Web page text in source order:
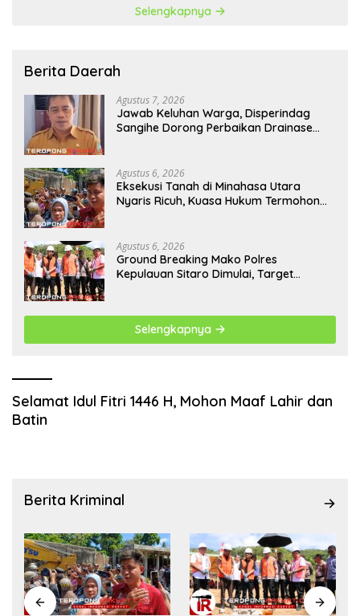
Selengkapnya
Berita Daerah
Agustus 7, 2026
Jawab Keluhan Warga, Disperindag
Sangihe Dorong Perbaikan Drainase
Agustus 6, 2026
Eksekusi Tanah di Minahasa Utara
Nyaris Ricuh, Kuasa Hukum Termohon
Agustus 6, 2026
Ground Breaking Mako Polres
Kepulauan Sitaro Dimulai, Target
Selengkapnya
Selamat Idul Fitri 1446 H, Mohon Maaf Lahir dan
Batin
Berita Kriminal